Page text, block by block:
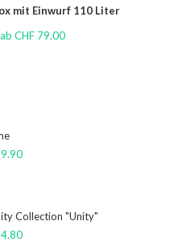
mit Einwurf 110 Liter
ab CHF79.00
Collection "Unity"